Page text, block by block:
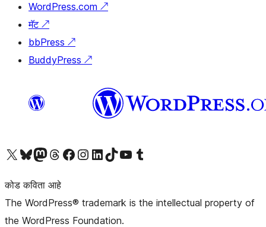
WordPress.com ↗
मॅट ↗
bbPress ↗
BuddyPress ↗
आमच्या X (एक्स) (पूर्वीचे ट्विटर) खात्याला भेट द्या आमच्या ब्लूस्की खात्याला भेट द्या.आमच्या Mastodon खात्याला भेट द्या.आमच्या थ्रेड्स खात्याला भेट द्या. आमच्या फेसबुक पेजला भेट द्या आमच्या इंस्टाग्राम खात्याला भेट द्या आमच्या लिंक्डइन खात्याला भेट द्या आमच्या टिकटॉक अकाउंटला भेट द्या.आमच्या यूट्यूब चॅनेलला भेट द्या आमच्या टंबलर खात्याला भेट द्या.
कोड कविता आहे
The WordPress® trademark is the intellectual property of
the WordPress Foundation.